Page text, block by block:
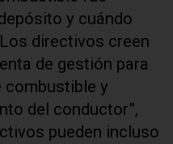
y cuándo
directivos creen
de gestión para
combustible y
del conductor”,
pueden incluso